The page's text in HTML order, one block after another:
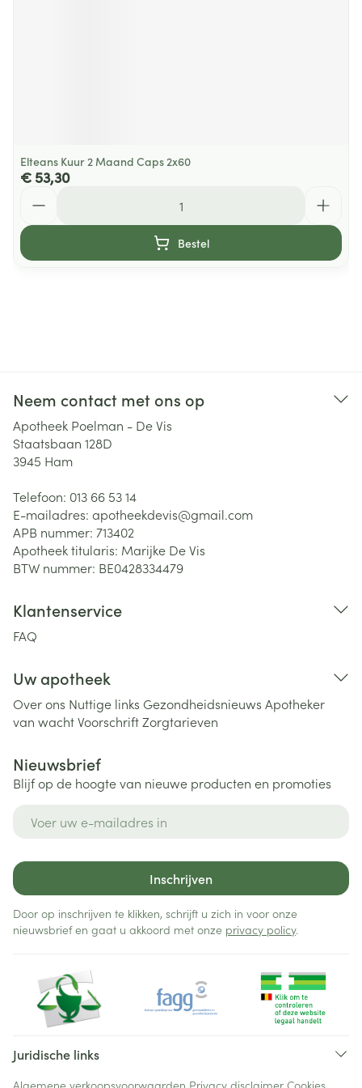
Elteans Kuur 2 Maand Caps 2x60
€ 53,30
Bestel
Neem contact met ons op
Apotheek Poelman - De Vis
Staatsbaan 128D
3945 Ham
Telefoon: 013 66 53 14
E-mailadres: apotheekdevis@gmail.com
APB nummer: 713402
Apotheek titularis: Marijke De Vis
BTW nummer: BE0428334479
Klantenservice
FAQ
Uw apotheek
Over ons Nuttige links Gezondheidsnieuws Apotheker
van wachtVoorschriftZorgtarieven
Nieuwsbrief
Blijf op de hoogte van nieuwe producten en promoties
Inschrijven
Door op inschrijven te klikken, schrijft u zich in voor onze
nieuwsbrief en gaat u akkoord met onze privacy policy.
Juridische links
Algemene verkoopsvoorwaarden Privacy disclaimer Cookies